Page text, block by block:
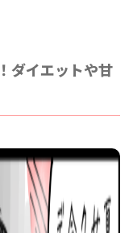
ダイエットや甘